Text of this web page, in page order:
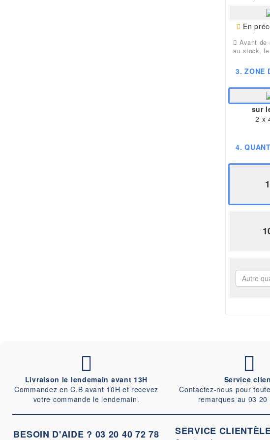
En
Avant de
au stock,
3. ZONE
sur
2 x
4.
Livraison le lendemain avant 13H
Commandez en C.B avant 10H et recevez
votre commande le lendemain.
Service
Contactez-nous pour
remarques au 03 20
BESOIN D'AIDE ? 03 20 40 72 78 SERVICE